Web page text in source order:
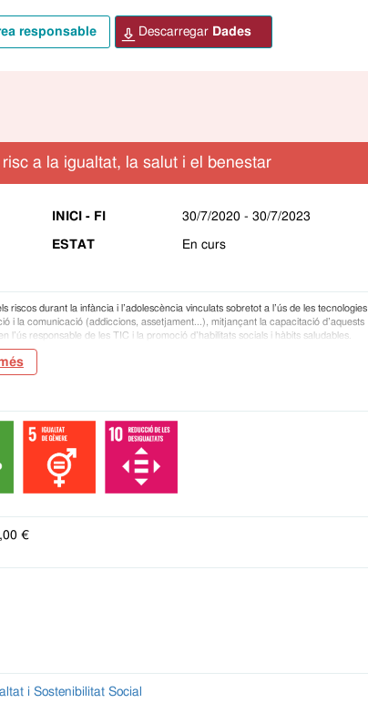
responsable descarregar Dades
a la igualtat, la salut i el benestar
INICI - FI 30/7/2020 - 30/7/2023
ESTAT En curs
riscos durant la infància i l’adolescència vinculats sobretot a l’ús de les tecnologies
i la comunicació (addiccions, assetjament...), mitjançant la capacitació d’aquests
l’ús responsable de les TIC i la promoció d’habilitats socials i hàbits saludables.
€
i Sostenibilitat Social